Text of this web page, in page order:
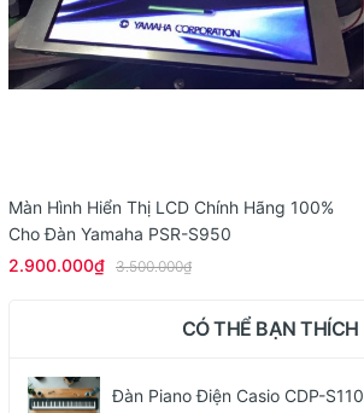
Màn Hình Hiển Thị LCD Chính Hãng 100%
Cho Đàn Yamaha PSR-S950
2.900.000₫ 3.500.000₫
CÓ THỂ BẠN THÍCH
Đàn Piano Điện Casio CDP-S110